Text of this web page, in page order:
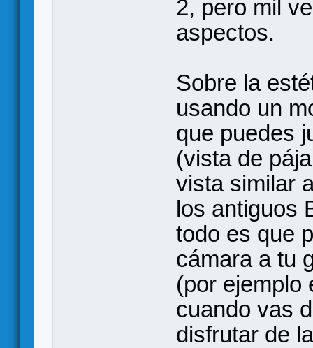
2, pero mil
aspectos.
Sobre la
usando un
que puedes
(vista de
vista similar
los antiguos
todo es que
cámara a tu
(por ejemplo
cuando vas
disfrutar de